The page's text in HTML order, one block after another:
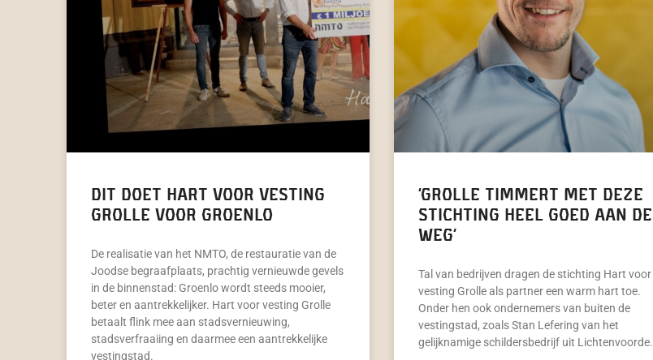
Dit doet Hart voor vesting
Grolle voor Groenlo
De realisatie van het NMTO, de restauratie van de
Joodse begraafplaats, prachtig vernieuwde gevels
in de binnenstad: Groenlo wordt steeds mooier,
beter en aantrekkelijker. Hart voor vesting Grolle
betaalt flink mee aan stadsvernieuwing,
stadsverfraaiing en daarmee een aantrekkelijke
vestingstad.
‘Grolle timmert met deze
stichting heel goed aan de
weg’
Tal van bedrijven dragen de stichting Hart voor
vesting Grolle als partner een warm hart toe.
Onder hen ook ondernemers van buiten de
vestingstad, zoals Stan Lefering van het
gelijknamige schildersbedrijf uit Lichtenvoorde.